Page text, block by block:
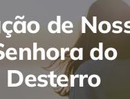
de
do
Desterro